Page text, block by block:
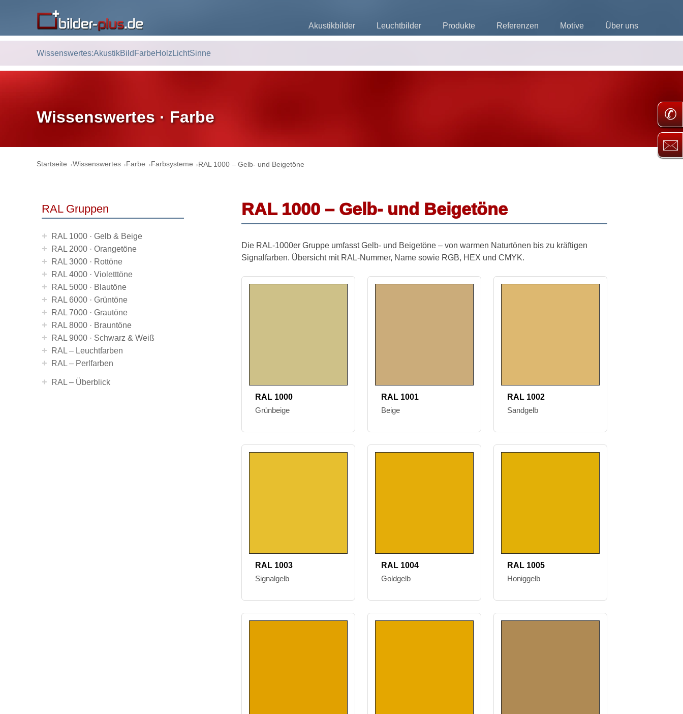
Akustikbilder Leuchtbilder Produkte Referenzen Motive Über uns
Wissenswertes:AkustikBild FarbeHolz LichtSinne
✆
🖂
Wissenswertes · Farbe
Startseite Wissenswertes Farbe Farbsysteme RAL 1000 – Gelb- und Beigetöne
RAL 1000 – Gelb- und Beigetöne
Die RAL-1000er Gruppe umfasst Gelb- und Beigetöne – von warmen Naturtönen bis zu kräftigen
Signalfarben. Übersicht mit RAL-Nummer, Name sowie RGB, HEX und CMYK.
RAL 1000
Grünbeige
RAL 1001
Beige
RAL 1002
Sandgelb
RAL 1003
Signalgelb
RAL 1004
Goldgelb
RAL 1005
Honiggelb
RAL Gruppen
+ RAL 1000 · Gelb & Beige
+ RAL 2000 · Orangetöne
+ RAL 3000 · Rottöne
+ RAL 4000 · Violetttöne
+ RAL 5000 · Blautöne
+ RAL 6000 · Grüntöne
+ RAL 7000 · Grautöne
+ RAL 8000 · Brauntöne
+ RAL 9000 · Schwarz & Weiß
+ RAL – Leuchtfarben
+ RAL – Perlfarben
+ RAL – Überblick